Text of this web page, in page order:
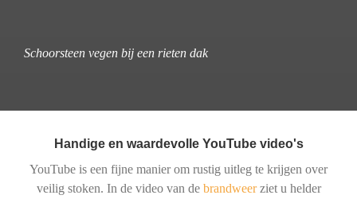
Schoorsteen vegen bij een rieten dak
Handige en waardevolle YouTube video's
YouTube is een fijne manier om rustig uitleg te krijgen over
veilig stoken. In de video van de brandweerziet u helder